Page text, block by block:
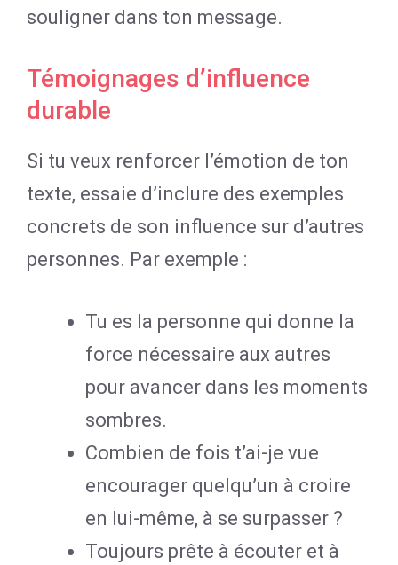
souligner dans ton message.
Témoignages d’influence
durable
Si tu veux renforcer l’émotion de ton
texte, essaie d’inclure des exemples
concrets de son influence sur d’autres
personnes. Par exemple :
Tu es la personne qui donne la
force nécessaire aux autres
pour avancer dans les moments
sombres.
Combien de fois t’ai-je vue
encourager quelqu’un à croire
en lui-même, à se surpasser ?
Toujours prête à écouter et à